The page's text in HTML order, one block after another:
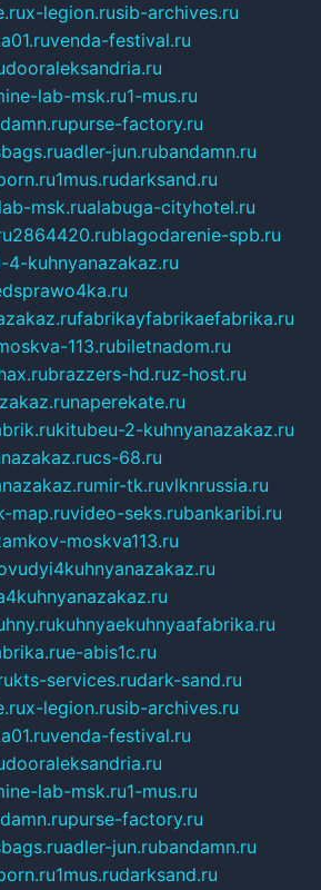
x-legion.rusib-archives.ru
venda-festival.ru
dooraleksandria.ru
lab-msk.ru1-mus.ru
purse-factory.ru
adler-jun.rubandamn.ru
1mus.rudarksand.ru
msk.rualabuga-cityhotel.ru
2864420.rublagodarenie-spb.ru
kuhnyanazakaz.ru
fabrikayfabrikaefabrika.ru
113.rubiletnadom.ru
brazzers-hd.ruz-host.ru
naperekate.ru
kitubeu-2-kuhnyanazakaz.ru
cs-68.ru
mir-tk.ruvlknrussia.ru
map.ruvideo-seks.rubankaribi.ru
moskva113.ru
kuhnyaekuhnyaafabrika.ru
e-abis1c.ru
kts-services.rudark-sand.ru
x-legion.rusib-archives.ru
venda-festival.ru
dooraleksandria.ru
lab-msk.ru1-mus.ru
purse-factory.ru
adler-jun.rubandamn.ru
1mus.rudarksand.ru